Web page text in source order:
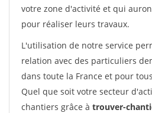
votre zone d'activité et qui
pour réaliser leurs travaux.
L'utilisation de notre service
relation avec des particuliers
dans toute la France et pour
Quel que soit votre secteur
chantiers grâce à trouver-